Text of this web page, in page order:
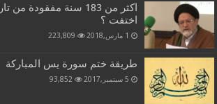
اكثر من 183 سنة مفقودة
اختفت ؟
1 مارس,2018 223,809
طريقة ختم سورة يس المباركة
5 سبتمبر,2017 93,852